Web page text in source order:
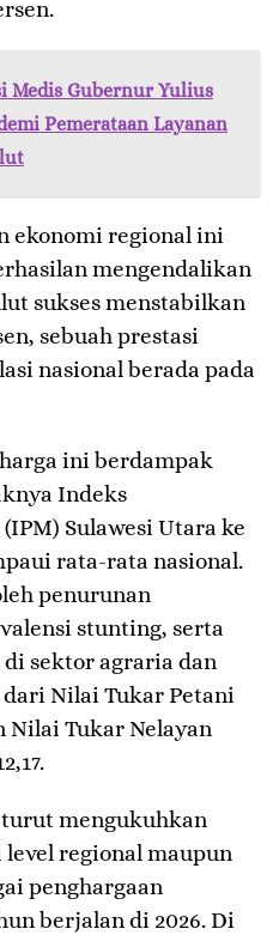
Medis Gubernur Yulius
Pemerataan Layanan
ekonomi regional ini
mengendalikan
sukses menstabilkan
sebuah prestasi
nasional berada pada
ini berdampak
Indeks
Sulawesi Utara ke
rata-rata nasional.
penurunan
stunting, serta
sektor agraria dan
Nilai Tukar Petani
Nilai Tukar Nelayan
mengukuhkan
level regional maupun
penghargaan
berjalan di 2026. Di